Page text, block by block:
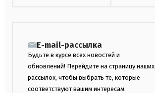
E-mail-рассылка
Будьте в курсе всех новостей и
обновлений! Перейдите на страницу наших
рассылок, чтобы выбрать те, которые
соответствуют вашим интересам.